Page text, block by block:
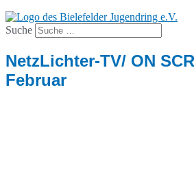
Suche
NetzLichter-TV/ ON
Februar